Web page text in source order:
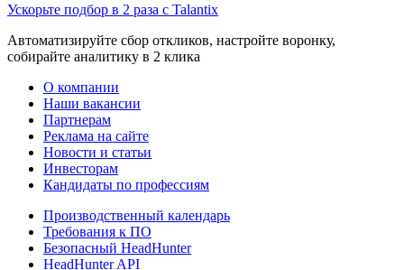
Ускорьте подбор в 2 раза с Talantix
Автоматизируйте сбор откликов, настройте воронку,
собирайте аналитику в 2 клика
О компании
Наши вакансии
Партнерам
Реклама на сайте
Новости и статьи
Инвесторам
Кандидаты по профессиям
Производственный календарь
Требования к ПО
Безопасный HeadHunter
HeadHunter API